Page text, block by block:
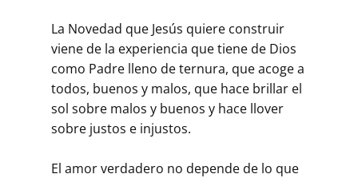
La Novedad que Jesús quiere construir
viene de la experiencia que tiene de Dios
como Padre lleno de ternura, que acoge a
todos, buenos y malos, que hace brillar el
sol sobre malos y buenos y hace llover
sobre justos e injustos.
El amor verdadero no depende de lo que